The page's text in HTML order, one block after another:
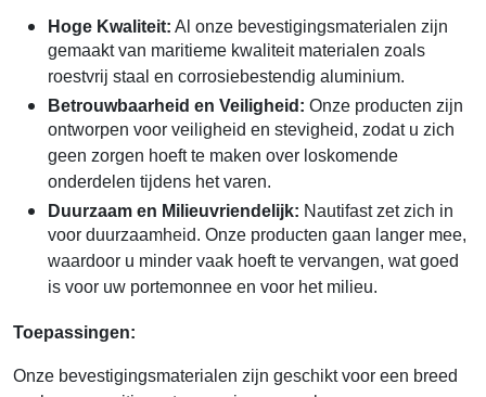
Hoge Kwaliteit: Al onze bevestigingsmaterialen zijn
gemaakt van maritieme kwaliteit materialen zoals
roestvrij staal en corrosiebestendig aluminium.
Betrouwbaarheid en Veiligheid: Onze producten zijn
ontworpen voor veiligheid en stevigheid, zodat u zich
geen zorgen hoeft te maken over loskomende
onderdelen tijdens het varen.
Duurzaam en Milieuvriendelijk: Nautifast zet zich in
voor duurzaamheid. Onze producten gaan langer mee,
waardoor u minder vaak hoeft te vervangen, wat goed
is voor uw portemonnee en voor het milieu.
Toepassingen:
Onze bevestigingsmaterialen zijn geschikt voor een breed